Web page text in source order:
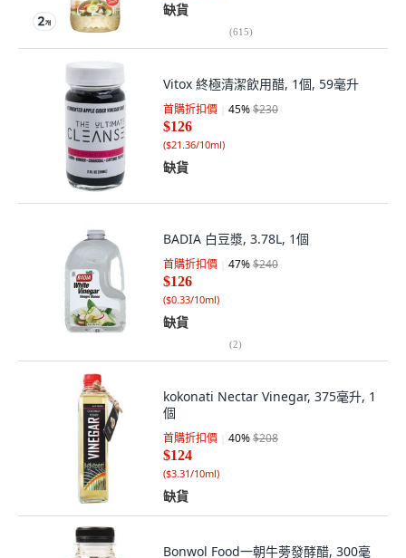
缺貨
(615)
Vitox 終極清潔飲用醋, 1個, 59毫升
首購折扣價 45%$230
$126
($21.36/10ml)
缺貨
BADIA 白豆漿, 3.78L, 1個
首購折扣價 47%$240
$126
($0.33/10ml)
缺貨
(2)
kokonati Nectar Vinegar, 375毫升, 1
個
首購折扣價 40%$208
$124
($3.31/10ml)
缺貨
Bonwol Food一朝牛蒡發酵醋, 300毫